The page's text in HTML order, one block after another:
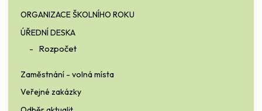
ORGANIZACE ŠKOLNÍHO ROKU
ÚŘEDNÍ DESKA
Rozpočet
Zaměstnání - volná místa
Veřejné zakázky